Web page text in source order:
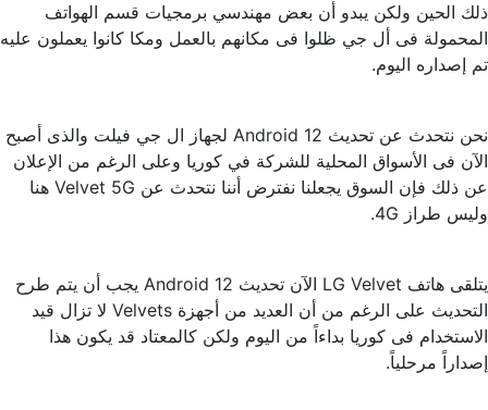
ذلك الحين ولكن يبدو أن بعض مهندسي برمجيات قسم الهواتف
المحمولة فى أل جي ظلوا فى مكانهم بالعمل ومكا كانوا يعملون عليه
تم إصداره اليوم.
نحن نتحدث عن تحديث Android 12 لجهاز ال جي فيلت والذى أصبح
الآن فى الأسواق المحلية للشركة في كوريا وعلى الرغم من الإعلان
عن ذلك فإن السوق يجعلنا نفترض أننا نتحدث عن Velvet 5G هنا
وليس طراز 4G.
يتلقى هاتف LG Velvet الآن تحديث Android 12 يجب أن يتم طرح
التحديث على الرغم من أن العديد من أجهزة Velvets لا تزال قيد
الاستخدام فى كوريا بداءاً من اليوم ولكن كالمعتاد قد يكون هذا
إصداراً مرحلياً.